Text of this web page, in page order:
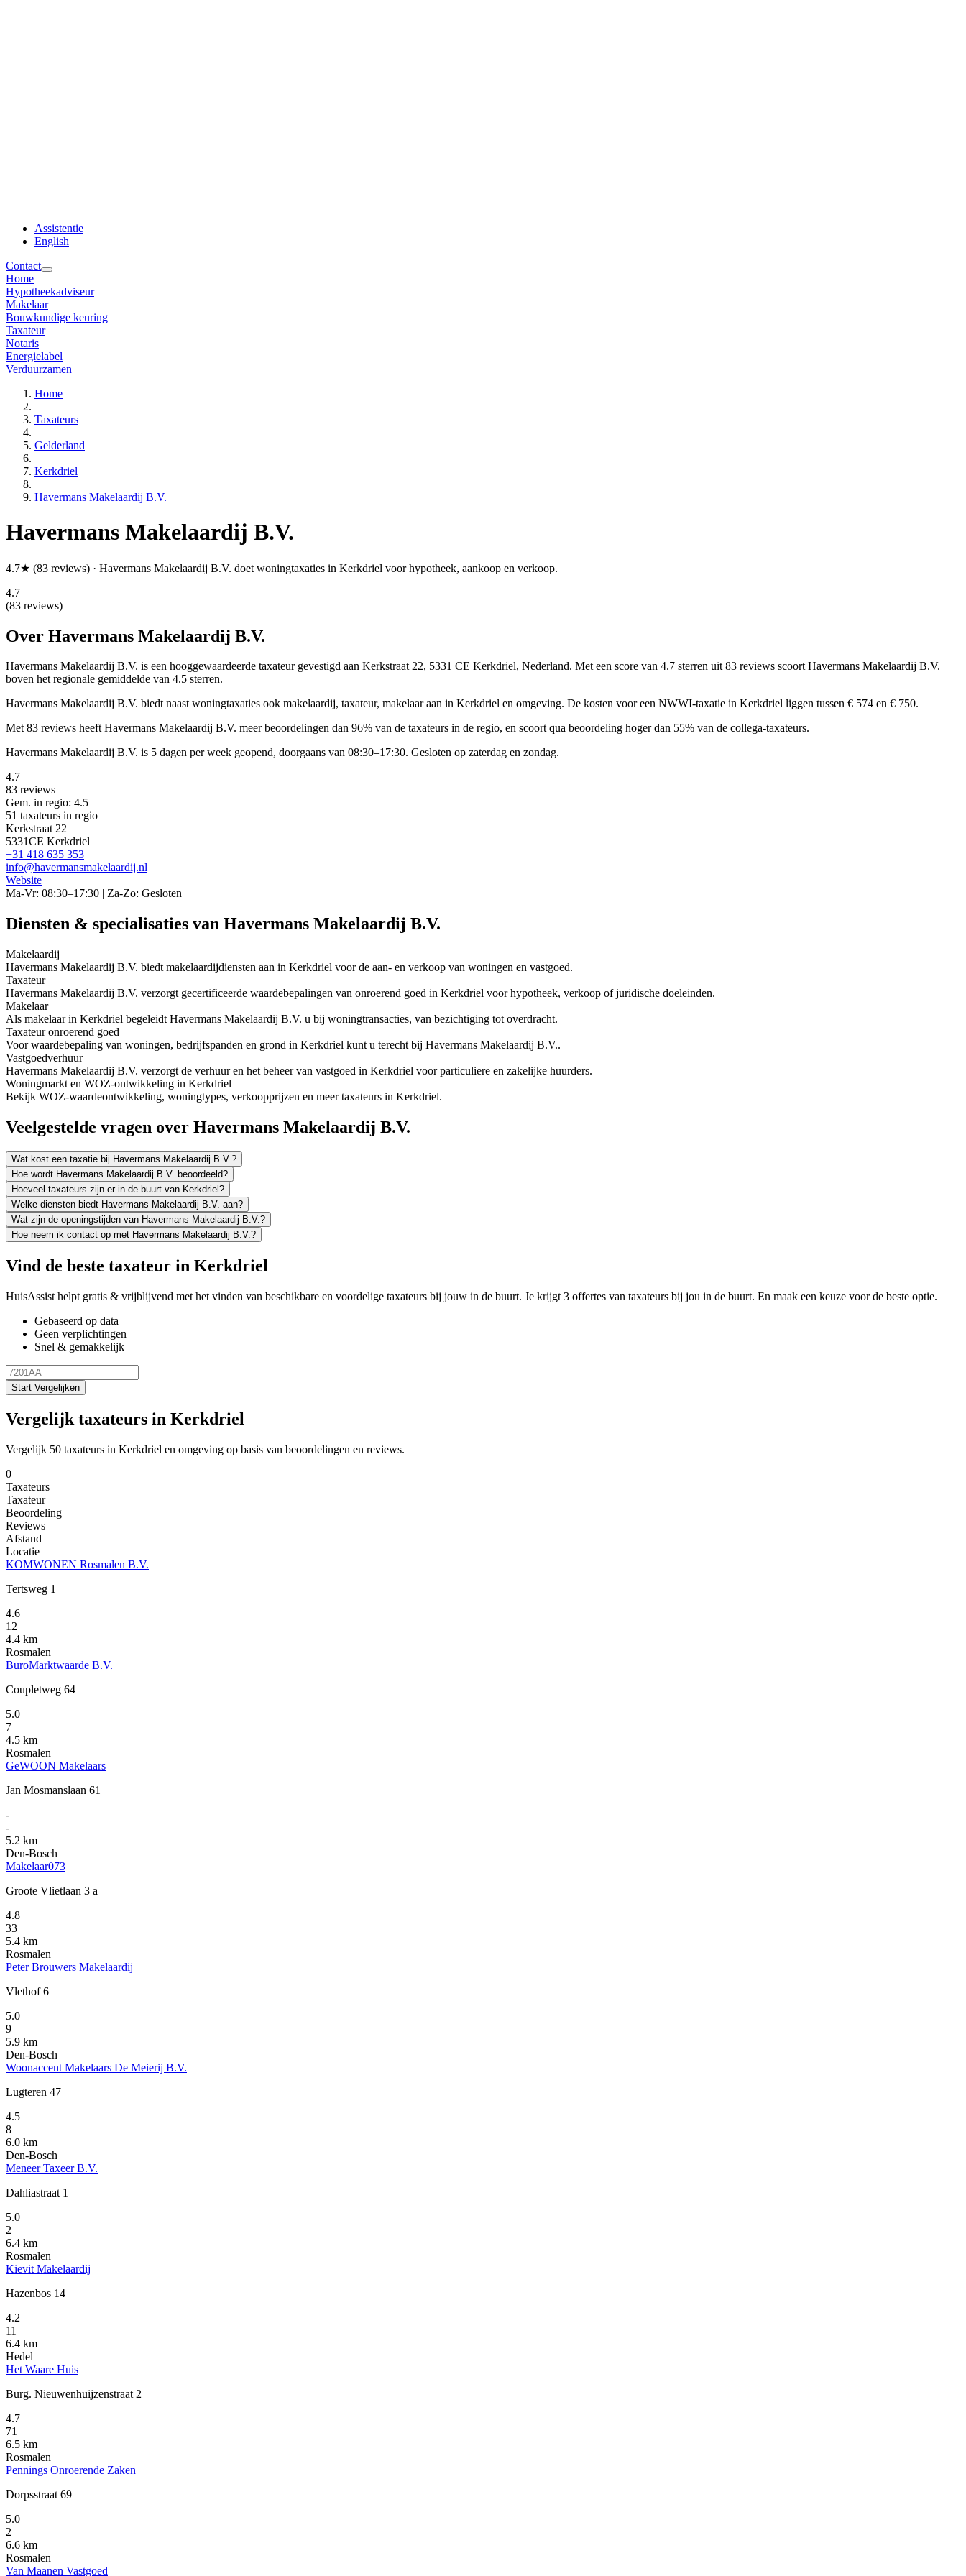
Assistentie
English
Contact
Home
Hypotheekadviseur
Makelaar
Bouwkundige keuring
Taxateur
Notaris
Energielabel
Verduurzamen
Home
Taxateurs
Gelderland
Kerkdriel
Havermans Makelaardij B.V.
Havermans Makelaardij B.V.
4.7★ (83 reviews) · Havermans Makelaardij B.V. doet woningtaxaties in Kerkdriel voor hypotheek, aankoop en verkoop.
4.7
(83 reviews)
Over Havermans Makelaardij B.V.
Havermans Makelaardij B.V. is een hooggewaardeerde taxateur gevestigd aan Kerkstraat 22, 5331 CE Kerkdriel, Nederland. Met een score van 4.7 sterren uit 83 reviews scoort Havermans Makelaardij B.V.
boven het regionale gemiddelde van 4.5 sterren.
Havermans Makelaardij B.V. biedt naast woningtaxaties ook makelaardij, taxateur, makelaar aan in Kerkdriel en omgeving. De kosten voor een NWWI-taxatie in Kerkdriel liggen tussen € 574 en € 750.
Met 83 reviews heeft Havermans Makelaardij B.V. meer beoordelingen dan 96% van de taxateurs in de regio, en scoort qua beoordeling hoger dan 55% van de collega-taxateurs.
Havermans Makelaardij B.V. is 5 dagen per week geopend, doorgaans van 08:30–17:30. Gesloten op zaterdag en zondag.
4.7
83 reviews
Gem. in regio: 4.5
51 taxateurs in regio
Kerkstraat 22
5331CE Kerkdriel
+31 418 635 353
info@havermansmakelaardij.nl
Website
Ma-Vr: 08:30–17:30 | Za-Zo: Gesloten
Diensten & specialisaties van Havermans Makelaardij B.V.
Makelaardij
Havermans Makelaardij B.V. biedt makelaardijdiensten aan in Kerkdriel voor de aan- en verkoop van woningen en vastgoed.
Taxateur
Havermans Makelaardij B.V. verzorgt gecertificeerde waardebepalingen van onroerend goed in Kerkdriel voor hypotheek, verkoop of juridische doeleinden.
Makelaar
Als makelaar in Kerkdriel begeleidt Havermans Makelaardij B.V. u bij woningtransacties, van bezichtiging tot overdracht.
Taxateur onroerend goed
Voor waardebepaling van woningen, bedrijfspanden en grond in Kerkdriel kunt u terecht bij Havermans Makelaardij B.V..
Vastgoedverhuur
Havermans Makelaardij B.V. verzorgt de verhuur en het beheer van vastgoed in Kerkdriel voor particuliere en zakelijke huurders.
Woningmarkt en WOZ-ontwikkeling in Kerkdriel
Bekijk WOZ-waardeontwikkeling, woningtypes, verkoopprijzen en meer taxateurs in Kerkdriel.
Veelgestelde vragen over Havermans Makelaardij B.V.
Wat kost een taxatie bij Havermans Makelaardij B.V.?
Hoe wordt Havermans Makelaardij B.V. beoordeeld?
Hoeveel taxateurs zijn er in de buurt van Kerkdriel?
Welke diensten biedt Havermans Makelaardij B.V. aan?
Wat zijn de openingstijden van Havermans Makelaardij B.V.?
Hoe neem ik contact op met Havermans Makelaardij B.V.?
Vind de beste taxateur in Kerkdriel
HuisAssist helpt gratis & vrijblijvend met het vinden van beschikbare en voordelige taxateurs bij jouw in de buurt. Je krijgt 3 offertes van taxateurs bij jou in de buurt. En maak een keuze voor de beste optie.
Gebaseerd op data
Geen verplichtingen
Snel & gemakkelijk
Start Vergelijken
Vergelijk taxateurs in Kerkdriel
Vergelijk 50 taxateurs in Kerkdriel en omgeving op basis van beoordelingen en reviews.
0
Taxateurs
Taxateur
Beoordeling
Reviews
Afstand
Locatie
KOMWONEN Rosmalen B.V.
Tertsweg 1
4.6
12
4.4 km
Rosmalen
BuroMarktwaarde B.V.
Coupletweg 64
5.0
7
4.5 km
Rosmalen
GeWOON Makelaars
Jan Mosmanslaan 61
-
-
5.2 km
Den-Bosch
Makelaar073
Groote Vlietlaan 3 a
4.8
33
5.4 km
Rosmalen
Peter Brouwers Makelaardij
Vlethof 6
5.0
9
5.9 km
Den-Bosch
Woonaccent Makelaars De Meierij B.V.
Lugteren 47
4.5
8
6.0 km
Den-Bosch
Meneer Taxeer B.V.
Dahliastraat 1
5.0
2
6.4 km
Rosmalen
Kievit Makelaardij
Hazenbos 14
4.2
11
6.4 km
Hedel
Het Waare Huis
Burg. Nieuwenhuijzenstraat 2
4.7
71
6.5 km
Rosmalen
Pennings Onroerende Zaken
Dorpsstraat 69
5.0
2
6.6 km
Rosmalen
Van Maanen Vastgoed